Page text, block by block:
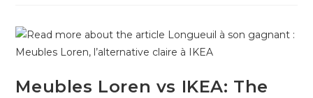
Meubles Loren vs IKEA: The